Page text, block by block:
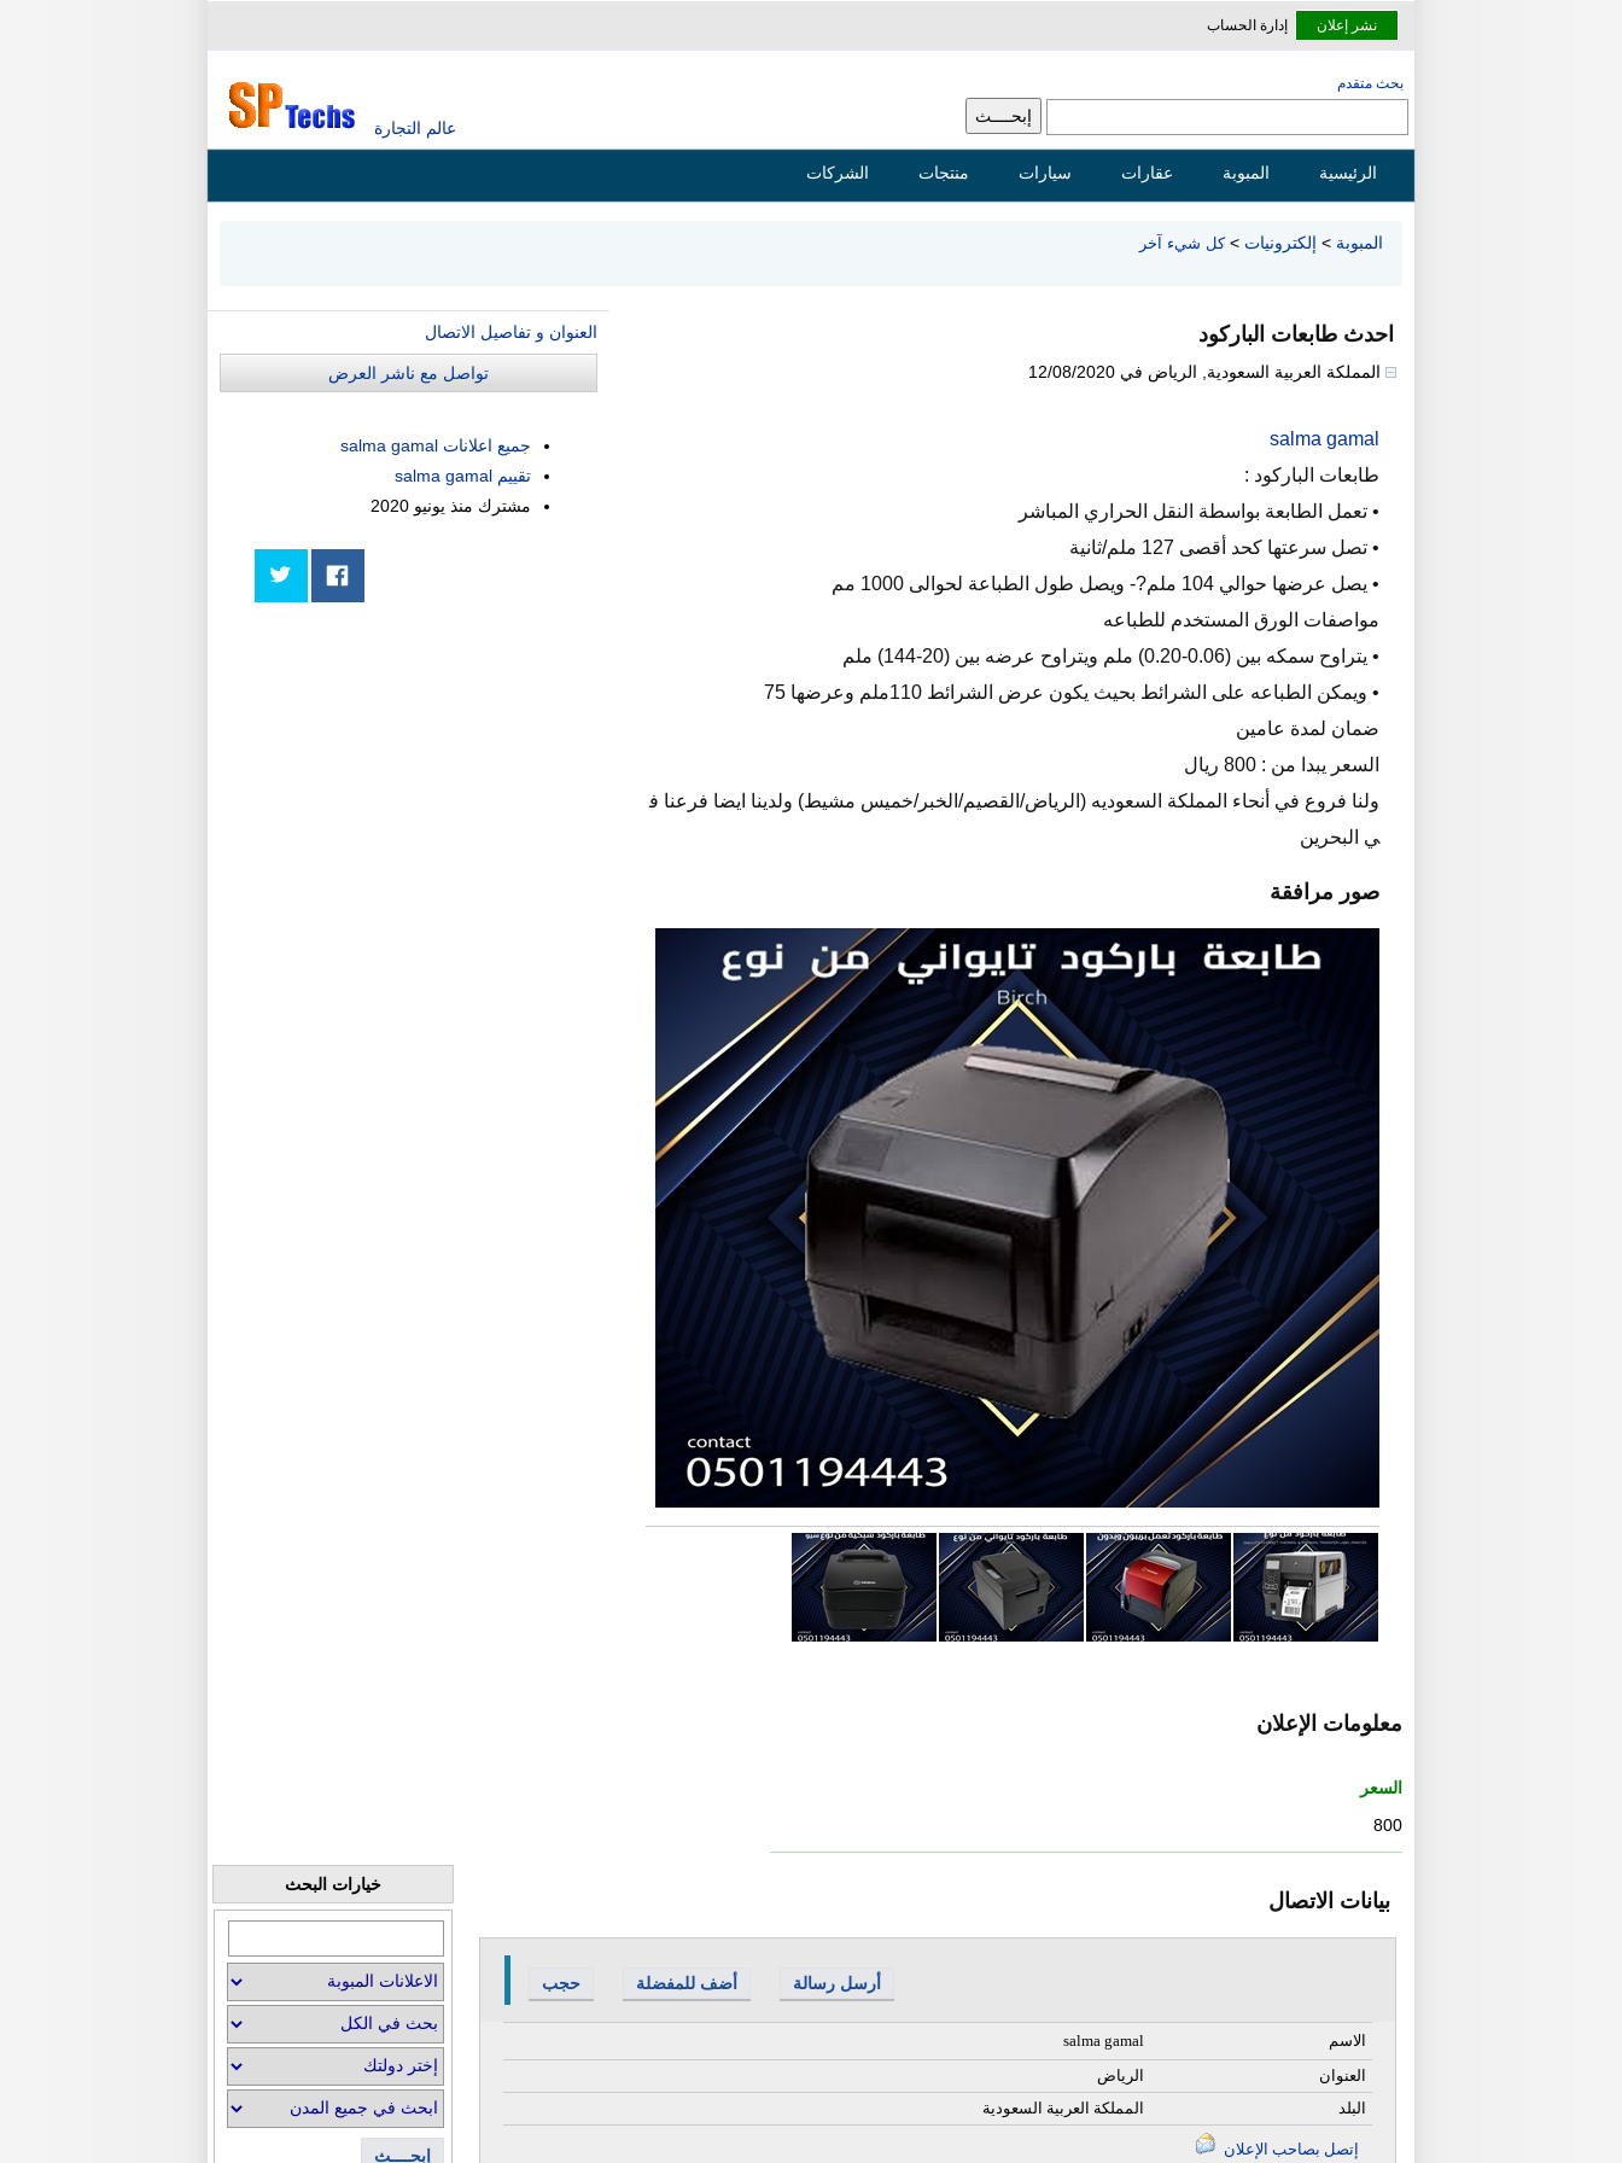
نشر إعلان إدارة الحساب
عالم التجارة
بحث متقدم
الرئيسية المبوبة عقارات سيارات منتجات الشركات
المبوبة > إلكترونيات > كل شيء آخر
احدث طابعات الباركود
المملكة العربية السعودية الرياض في 12/08/2020
salma gamal
طابعات الباركود :
• تعمل الطابعة بواسطة النقل الحراري المباشر
• تصل سرعتها كحد أقصى 127 ملم/ثانية
• يصل عرضها حوالي 104 ملم?- ويصل طول الطباعة لحوالى 1000 مم
مواصفات الورق المستخدم للطباعه
• يتراوح سمكه بين (0.06-0.20) ملم ويتراوح عرضه بين (20-144) ملم
• ويمكن الطباعه على الشرائط بحيث يكون عرض الشرائط 110ملم وعرضها 75
ضمان لمدة عامين
السعر يبدا من : 800 ريال
ولنا فروع في أنحاء المملكة السعوديه (الرياض/القصيم/الخبر/خميس مشيط) ولدينا ايضا فرعنا ف
ي البحرين
صور مرافقة
معلومات الإعلان
السعر
800
العنوان و تفاصيل الاتصال
تواصل مع ناشر العرض
جميع اعلانات salma gamal
تقييم salma gamal
مشترك منذ يونيو 2020
بيانات الاتصال
حجب أضف للمفضلة أرسل رسالة
salma gamal
الاسم
الرياض
العنوان
المملكة العربية السعودية
البلد
خيارات البحث
إبحــــث